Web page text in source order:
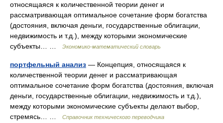
относящаяся к количественной теории денег и
рассматривающая оптимальное сочетание форм богатства
(достояния, включая деньги, государственные облигации,
недвижимость и т.д.), между которыми экономические
субъекты… …
Экономико-математический словарь
портфельный анализ — Концепция, относящаяся к
количественной теории денег и рассматривающая
оптимальное сочетание форм богатства (достояния, включая
деньги, государственные облигации, недвижимость и т.д.),
между которыми экономические субъекты делают выбор,
стремясь… …
Справочник технического переводчика